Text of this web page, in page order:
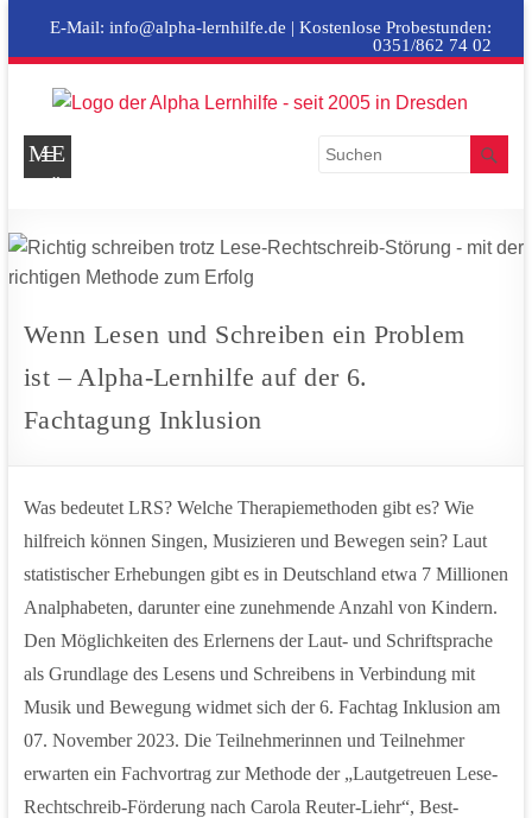
E-Mail:info@alpha-lernhilfe.de | Kostenlose Probestunden:
0351/862 74 02
LERNHILFE
freundlich .
motivierend
ME
Wenn Lesen und Schreiben ein Problem
ist – Alpha-Lernhilfe auf der 6.
Fachtagung Inklusion
Was bedeutet LRS? Welche Therapiemethoden gibt es? Wie
hilfreich können Singen, Musizieren und Bewegen sein? Laut
statistischer Erhebungen gibt es in Deutschland etwa 7 Millionen
Analphabeten, darunter eine zunehmende Anzahl von Kindern.
Den Möglichkeiten des Erlernens der Laut- und Schriftsprache
als Grundlage des Lesens und Schreibens in Verbindung mit
Musik und Bewegung widmet sich der 6. Fachtag Inklusion am
07. November 2023. Die Teilnehmerinnen und Teilnehmer
erwarten ein Fachvortrag zur Methode der „Lautgetreuen Lese-
Rechtschreib-Förderung nach Carola Reuter-Liehr“, Best-